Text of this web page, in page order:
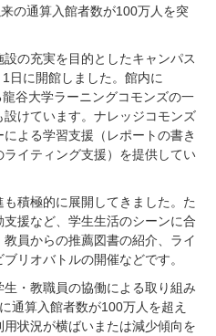
の通算入館者数が100万人を突
の充実を目的としたキャンパス
1 日に開館しました。 館内に
谷大学ラーニングコモンズの一
設けています。ナレッジコモ ンズ
よる学習支援（レポートの書き
イティング支援）を提供してい
積極的に展開してきました。た
援など、学生生活のシーンに合
員からの推薦図書の紹介、ライ
リオバトルの開催などです。
・教職員の協働による取り組み
通算入館者数が100万人を超え
状況が横ばいまたは減少傾向を